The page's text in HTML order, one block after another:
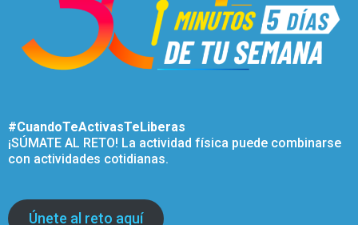
#CuandoTeActivasTeLiberas
¡SÚMATE AL RETO! La actividad física puede combinarse
con actividades cotidianas.
Únete al reto aquí